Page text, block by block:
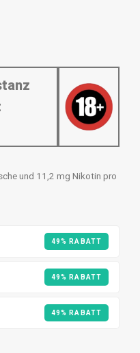
und 11,2 mg Nikotin pro
49% RABATT
49% RABATT
49% RABATT